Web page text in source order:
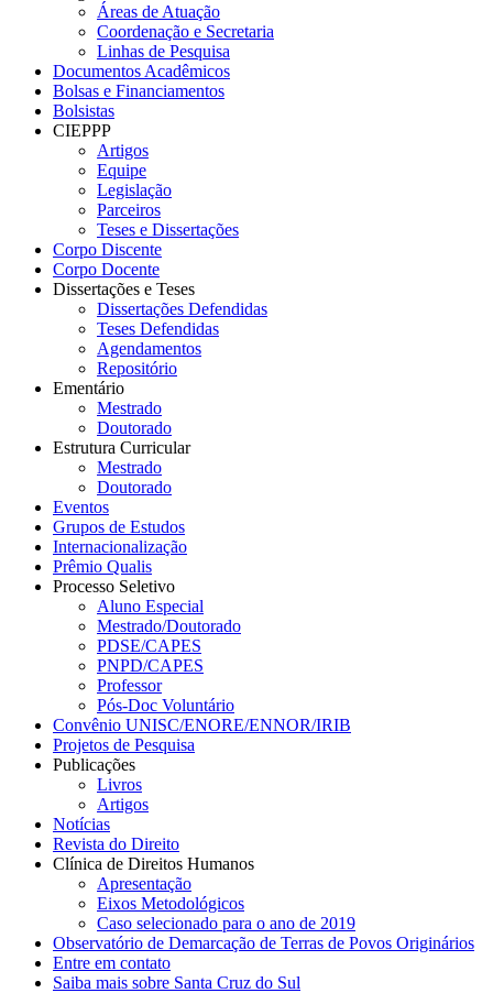
Áreas de Atuação
Coordenação e Secretaria
Linhas de Pesquisa
Documentos Acadêmicos
Bolsas e Financiamentos
Bolsistas
CIEPPP
Artigos
Equipe
Legislação
Parceiros
Teses e Dissertações
Corpo Discente
Corpo Docente
Dissertações e Teses
Dissertações Defendidas
Teses Defendidas
Agendamentos
Repositório
Ementário
Mestrado
Doutorado
Estrutura Curricular
Mestrado
Doutorado
Eventos
Grupos de Estudos
Internacionalização
Prêmio Qualis
Processo Seletivo
Aluno Especial
Mestrado/Doutorado
PDSE/CAPES
PNPD/CAPES
Professor
Pós-Doc Voluntário
Convênio UNISC/ENORE/ENNOR/IRIB
Projetos de Pesquisa
Publicações
Livros
Artigos
Notícias
Revista do Direito
Clínica de Direitos Humanos
Apresentação
Eixos Metodológicos
Caso selecionado para o ano de 2019
Observatório de Demarcação de Terras de Povos Originários
Entre em contato
Saiba mais sobre Santa Cruz do Sul